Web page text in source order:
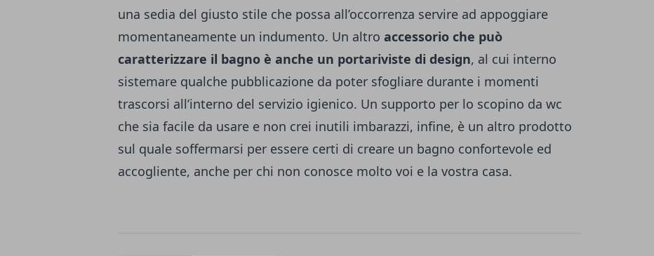
una sedia del giusto stile che possa all’occorrenza servire ad appoggiare
momentaneamente un indumento. Un altro accessorio che può
caratterizzare il bagno è anche un portariviste di design, al cui interno
sistemare qualche pubblicazione da poter sfogliare durante i momenti
trascorsi all’interno del servizio igienico. Un supporto per lo scopino da wc
che sia facile da usare e non crei inutili imbarazzi, infine, è un altro prodotto
sul quale soffermarsi per essere certi di creare un bagno confortevole ed
accogliente, anche per chi non conosce molto voi e la vostra casa.